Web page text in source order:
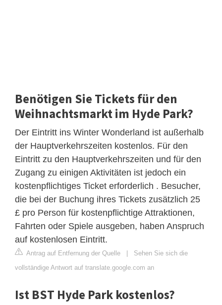
Benötigen Sie Tickets für den
Weihnachtsmarkt im Hyde Park?
Der Eintritt ins Winter Wonderland ist außerhalb
der Hauptverkehrszeiten kostenlos. Für den
Eintritt zu den Hauptverkehrszeiten und für den
Zugang zu einigen Aktivitäten ist jedoch ein
kostenpflichtiges Ticket erforderlich . Besucher,
die bei der Buchung ihres Tickets zusätzlich 25
£ pro Person für kostenpflichtige Attraktionen,
Fahrten oder Spiele ausgeben, haben Anspruch
auf kostenlosen Eintritt.
Antrag auf Entfernung der Quelle
Sehen Sie sich die
vollständige Antwort auf translate.google.com an
Ist BST Hyde Park kostenlos?